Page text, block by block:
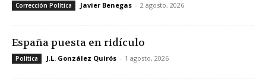
Corrección Política Javier Benegas - 2 agosto, 2026
España puesta en ridículo
Política J.L. González Quirós - 1 agosto, 2026